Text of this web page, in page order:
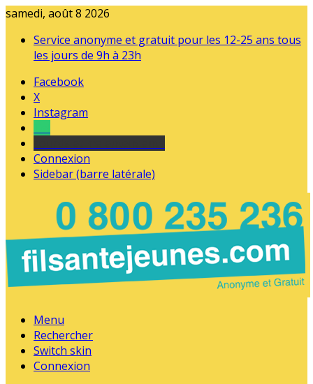
samedi, août 8 2026
Service anonyme et gratuit pour les 12-25 ans tous
les jours de 9h à 23h
Facebook
X
Instagram
Connexion
Sidebar (barre latérale)
Menu
Rechercher
Switch skin
Connexion